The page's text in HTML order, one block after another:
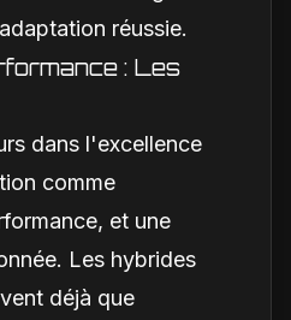
réussie.
: Les
dans l'excellence
comme
et une
Les hybrides
déjà que